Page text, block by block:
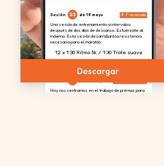
Sesión 23 de 19 mayo Fraccionado
Una sesión de entrenamiento a intervalos
después de dos días de descanso. Esfuérzate al
máximo. Esta sesión desarrollará la resistencia
necesaria para el maratón.
12 x 1’30 Ritmo 5k / 1’30 Trote suave
Hoy nos centramos en el trabajo de piernas para
Descargar